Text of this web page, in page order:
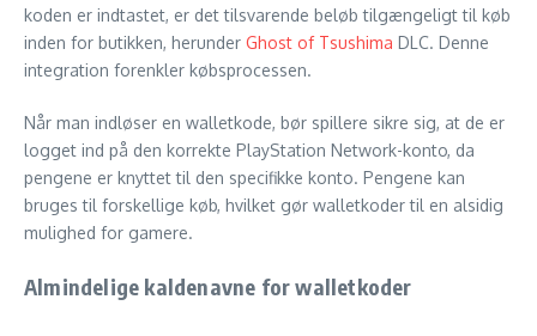
koden er indtastet, er det tilsvarende beløb tilgængeligt til køb
inden for butikken, herunder Ghost of Tsushima DLC. Denne
integration forenkler købsprocessen.
Når man indløser en walletkode, bør spillere sikre sig, at de er
logget ind på den korrekte PlayStation Network-konto, da
pengene er knyttet til den specifikke konto. Pengene kan
bruges til forskellige køb, hvilket gør walletkoder til en alsidig
mulighed for gamere.
Almindelige kaldenavne for walletkoder